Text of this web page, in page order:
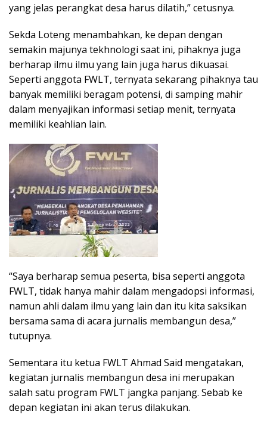
yang jelas perangkat desa harus dilatih,” cetusnya.
Sekda Loteng menambahkan, ke depan dengan
semakin majunya tekhnologi saat ini, pihaknya juga
berharap ilmu ilmu yang lain juga harus dikuasai.
Seperti anggota FWLT, ternyata sekarang pihaknya tau
banyak memiliki beragam potensi, di samping mahir
dalam menyajikan informasi setiap menit, ternyata
memiliki keahlian lain.
“Saya berharap semua peserta, bisa seperti anggota
FWLT, tidak hanya mahir dalam mengadopsi informasi,
namun ahli dalam ilmu yang lain dan itu kita saksikan
bersama sama di acara jurnalis membangun desa,”
tutupnya.
Sementara itu ketua FWLT Ahmad Said mengatakan,
kegiatan jurnalis membangun desa ini merupakan
salah satu program FWLT jangka panjang. Sebab ke
depan kegiatan ini akan terus dilakukan.